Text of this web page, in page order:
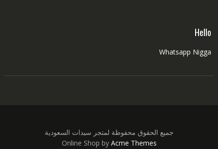
Hello
Whatsapp Nigga
جميع الحقوق محفوظة لمتجر سيدات السعودية
Online Shop by Acme Themes